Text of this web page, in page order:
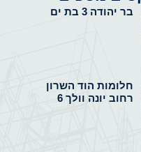
בר יהודה 3 בת ים
חלומות הוד השרון
רחוב יונה וולך 6